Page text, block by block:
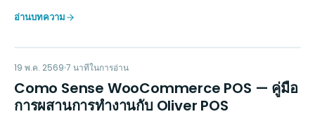
อ่านบทความ
CS
LOYALTY
19 พ.ค. 2569 7 นาทีในการอ่าน
Como Sense WooCommerce POS — คู่มือ
การผสานการทำงานกับ Oliver POS